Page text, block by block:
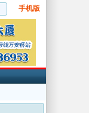
手机版